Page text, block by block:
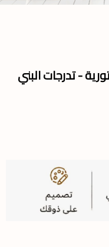
- تدرجات البني